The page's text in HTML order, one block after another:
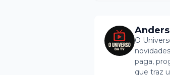
O
paga,
que traz